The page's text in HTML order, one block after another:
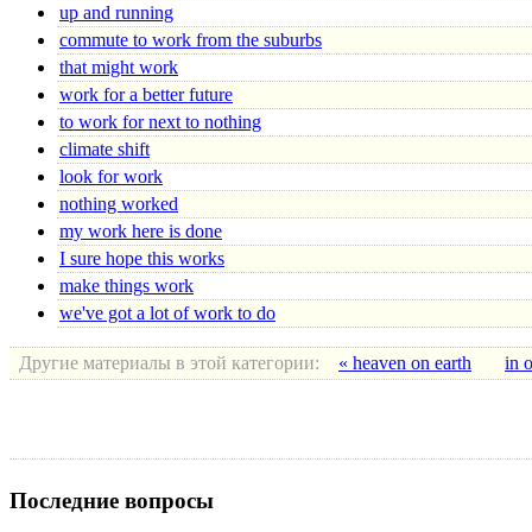
up and running
commute to work from the suburbs
that might work
work for a better future
to work for next to nothing
climate shift
look for work
nothing worked
my work here is done
I sure hope this works
make things work
we've got a lot of work to do
Другие материалы в этой категории: « heaven on earth in
Последние вопросы